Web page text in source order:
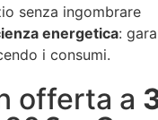
senza ingombrare
energetica:
i consumi.
offerta a